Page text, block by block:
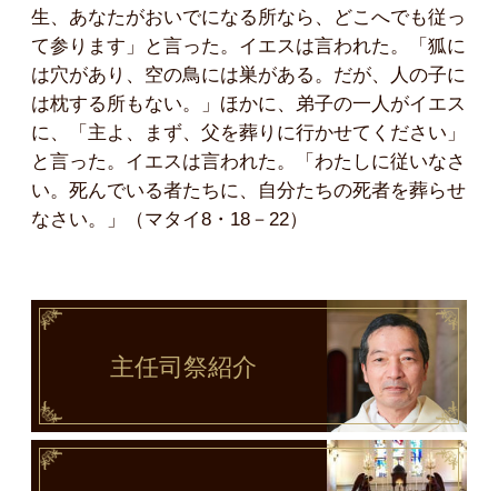
生、あなたがおいでになる所なら、どこへでも従っ
て参ります」と言った。イエスは言われた。「狐に
は穴があり、空の鳥には巣がある。だが、人の子に
は枕する所もない。」ほかに、弟子の一人がイエス
に、「主よ、まず、父を葬りに行かせてください」
と言った。イエスは言われた。「わたしに従いなさ
い。死んでいる者たちに、自分たちの死者を葬らせ
なさい。」（マタイ8・18－22）
主任司祭紹介